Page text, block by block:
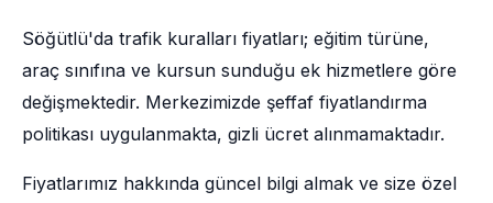
Söğütlü'da trafik kuralları fiyatları; eğitim türüne,
araç sınıfına ve kursun sunduğu ek hizmetlere göre
değişmektedir. Merkezimizde şeffaf fiyatlandırma
politikası uygulanmakta, gizli ücret alınmamaktadır.
Fiyatlarımız hakkında güncel bilgi almak ve size özel